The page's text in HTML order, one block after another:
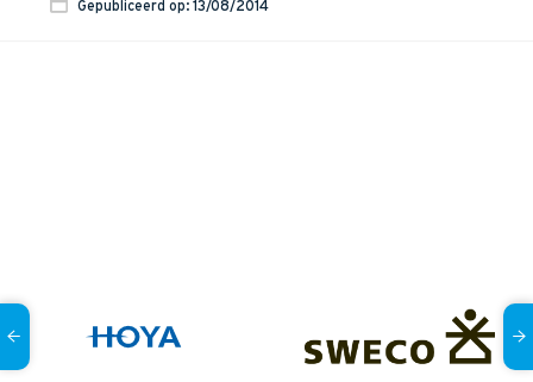
Gepubliceerd op: 13/08/2014